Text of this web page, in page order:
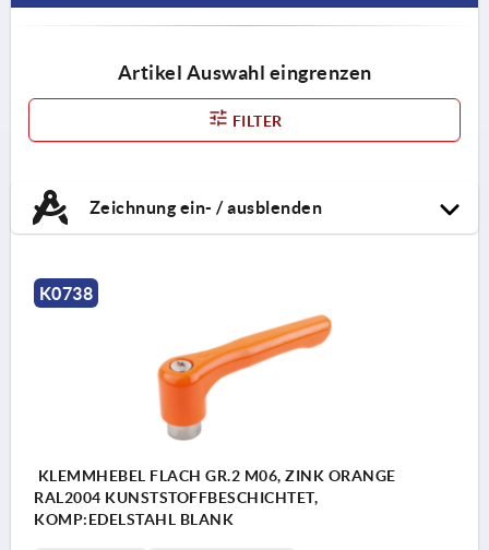
Artikel Auswahl eingrenzen
FILTER
Zeichnung ein- / ausblenden
K0738
KLEMMHEBEL FLACH GR.2 M06, ZINK ORANGE
RAL2004 KUNSTSTOFFBESCHICHTET,
KOMP:EDELSTAHL BLANK